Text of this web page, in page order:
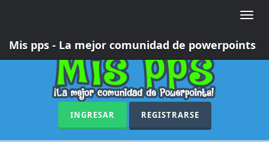
Toggle
Mis pps - La mejor comunidad de powerpoints
INGRESAR REGISTRARSE